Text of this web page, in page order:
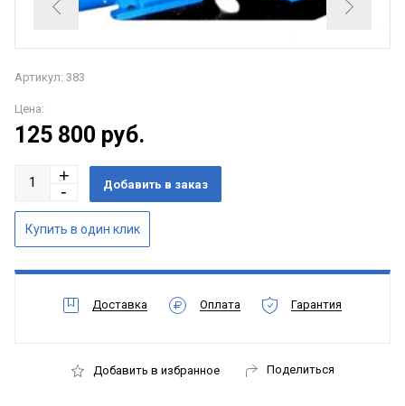
Артикул: 383
Цена:
125 800 руб.
Доставка Оплата Гарантия
Добавить в избранное Поделиться